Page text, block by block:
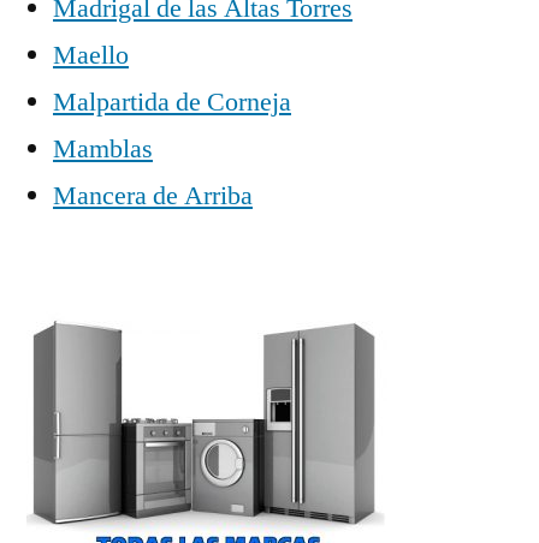
Madrigal de las Altas Torres
Maello
Malpartida de Corneja
Mamblas
Mancera de Arriba